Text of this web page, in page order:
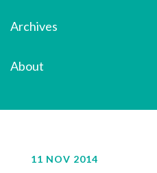
Archives
About
11 NOV 2014